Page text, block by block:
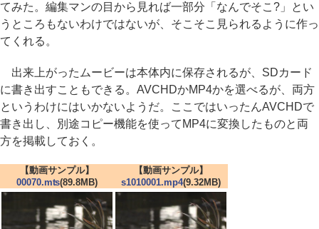
てみた。編集マンの目から見れば一部分「なんでそこ?」とい
うところもないわけではないが、そこそこ見られるように作っ
てくれる。
出来上がったムービーは本体内に保存されるが、SDカード
に書き出すこともできる。AVCHDかMP4かを選べるが、両方
というわけにはいかないようだ。ここではいったんAVCHDで
書き出し、別途コピー機能を使ってMP4に変換したものと両
方を掲載しておく。
【動画サンプル】
00070.mts(89.8MB)
【動画サンプル】
s1010001.mp4(9.32MB)